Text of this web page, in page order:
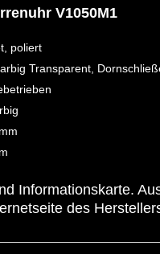
V1050M1
poliert
Transparent,
Informationskarte.
des